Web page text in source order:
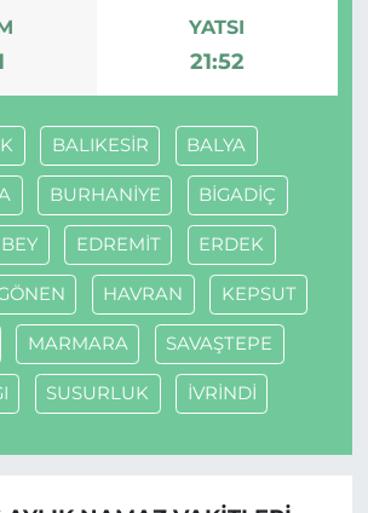
YATSI
21:52
BALIKESİR BALYA
BURHANİYE BİGADİÇ
EDREMİT ERDEK
HAVRAN KEPSUT
MARMARA SAVAŞTEPE
SUSURLUK İVRİNDİ